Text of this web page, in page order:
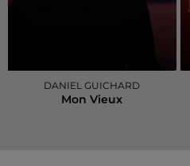
DANIEL GUICHARD
Mon Vieux